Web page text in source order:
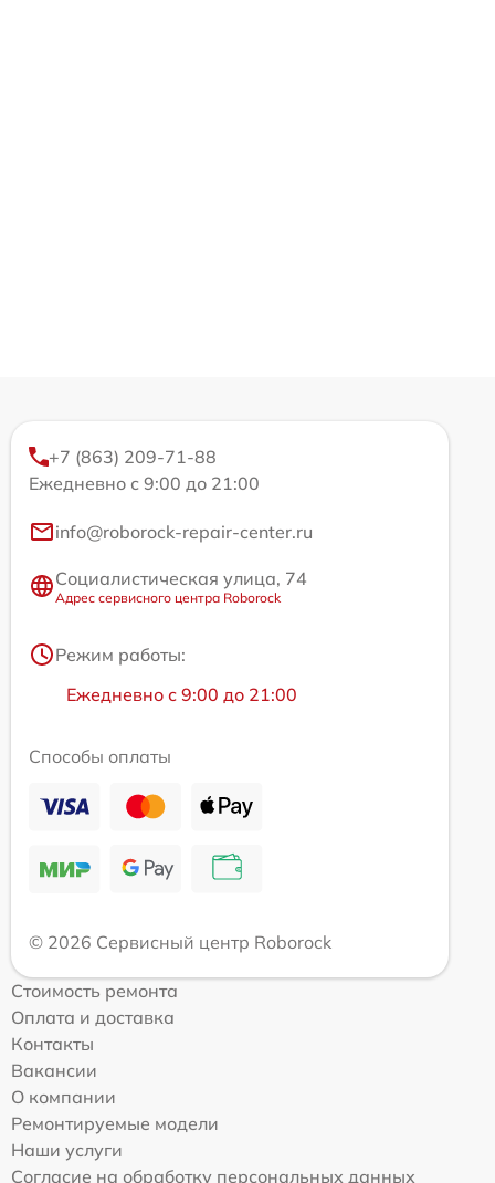
+7 (863) 209-71-88
Ежедневно с 9:00 до 21:00
info@roborock-repair-center.ru
Социалистическая улица, 74
Адрес сервисного центра Roborock
Режим работы:
Ежедневно с 9:00 до 21:00
Способы оплаты
© 2026 Сервисный центр Roborock
Стоимость ремонта
Оплата и доставка
Контакты
Вакансии
О компании
Ремонтируемые модели
Наши услуги
Согласие на обработку персональных данных